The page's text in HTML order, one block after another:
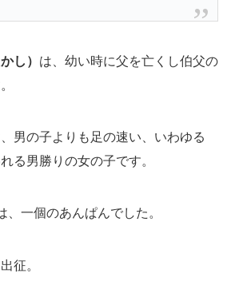
し） は、幼い時に父を亡くし伯父の
男の子よりも足の速い、いわゆる
る男勝りの女の子です。
、一個のあんぱんでした。
征。